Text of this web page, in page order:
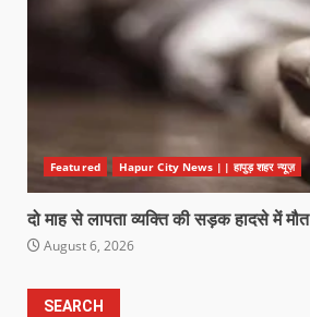
Featured Hapur City News || हापुड़ शहर न्यूज़
दो माह से लापता व्यक्ति की सड़क हादसे में मौत
August 6, 2026
SEARCH